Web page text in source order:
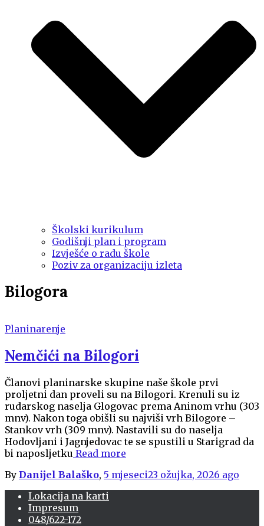
Školski kurikulum
Godišnji plan i program
Izvješće o radu škole
Poziv za organizaciju izleta
Bilogora
Planinarenje
Nemčići na Bilogori
Članovi planinarske skupine naše škole prvi
proljetni dan proveli su na Bilogori. Krenuli su iz
rudarskog naselja Glogovac prema Aninom vrhu (303
mnv). Nakon toga obišli su najviši vrh Bilogore –
Stankov vrh (309 mnv). Nastavili su do naselja
Hodovljani i Jagnjedovac te se spustili u Starigrad da
bi naposljetku Read more
By Danijel Balaško, 5 mjeseci23 ožujka, 2026 ago
Lokacija na karti
Impresum
048/622-172